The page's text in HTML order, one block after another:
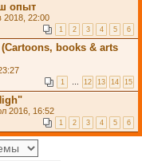
опыт
2018, 22:00
1 2 3 4 5 6
books & arts
1 … 12 13 14 15
2016, 16:52
1 2 3 4 5 6